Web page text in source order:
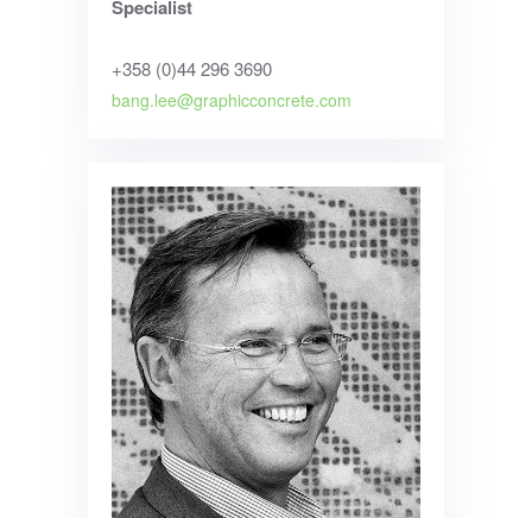
Specialist
+358 (0)44 296 3690
bang.lee@graphicconcrete.com